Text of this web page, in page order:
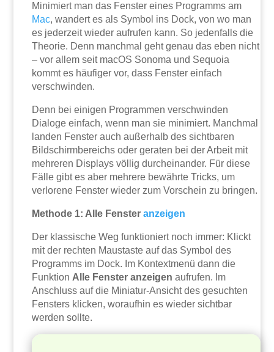
Minimiert man das Fenster eines Programms am
Mac, wandert es als Symbol ins Dock, von wo man
es jederzeit wieder aufrufen kann. So jedenfalls die
Theorie. Denn manchmal geht genau das eben nicht
– vor allem seit macOS Sonoma und Sequoia
kommt es häufiger vor, dass Fenster einfach
verschwinden.
Denn bei einigen Programmen verschwinden
Dialoge einfach, wenn man sie minimiert. Manchmal
landen Fenster auch außerhalb des sichtbaren
Bildschirmbereichs oder geraten bei der Arbeit mit
mehreren Displays völlig durcheinander. Für diese
Fälle gibt es aber mehrere bewährte Tricks, um
verlorene Fenster wieder zum Vorschein zu bringen.
Methode 1: Alle Fensteranzeigen
Der klassische Weg funktioniert noch immer: Klickt
mit der rechten Maustaste auf das Symbol des
Programms im Dock. Im Kontextmenü dann die
Funktion Alle Fenster anzeigen aufrufen. Im
Anschluss auf die Miniatur-Ansicht des gesuchten
Fensters klicken, woraufhin es wieder sichtbar
werden sollte.